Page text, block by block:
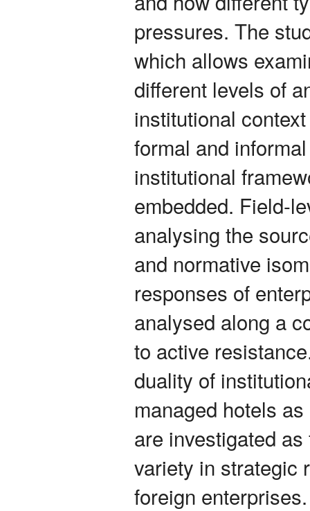
pressures. The
which allows
different levels of
institutional
formal and
institutional
embedded. Field-
analysing the
and normative
responses of
analysed along a
to active
duality of
managed hotels
are investigated
variety in strategic
foreign enterprises.